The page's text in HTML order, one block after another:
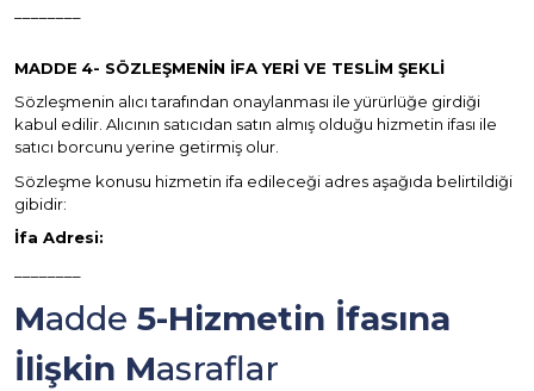
MADDE 4- SÖZLEŞMENİN İFA YERİ VE TESLİM ŞEKLİ
Sözleşmenin alıcı tarafından onaylanması ile yürürlüğe girdiği
kabul edilir. Alıcının satıcıdan satın almış olduğu hizmetin ifası ile
satıcı borcunu yerine getirmiş olur.
Sözleşme konusu hizmetin ifa edileceği adres aşağıda belirtildiği
gibidir:
İfa Adresi:
Madde 5-Hizmetin İfasına
İlişkin Masraflar